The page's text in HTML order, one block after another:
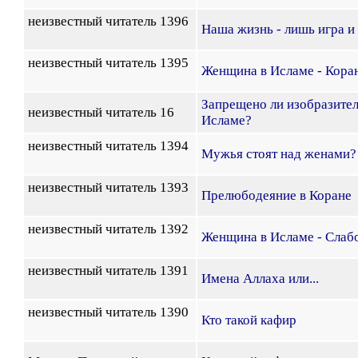
неизвестный читатель 1396
Наша жизнь - лишь игра и
неизвестный читатель 1395
Женщина в Исламе -
неизвестный читатель 16
Запрещено ли
Исламе?
неизвестный читатель 1394
Мужья стоят над
неизвестный читатель 1393
Прелюбодеяние в Коране
неизвестный читатель 1392
Женщина в Исламе -
неизвестный читатель 1391
Имена Аллаха или...
неизвестный читатель 1390
Кто такой кафир